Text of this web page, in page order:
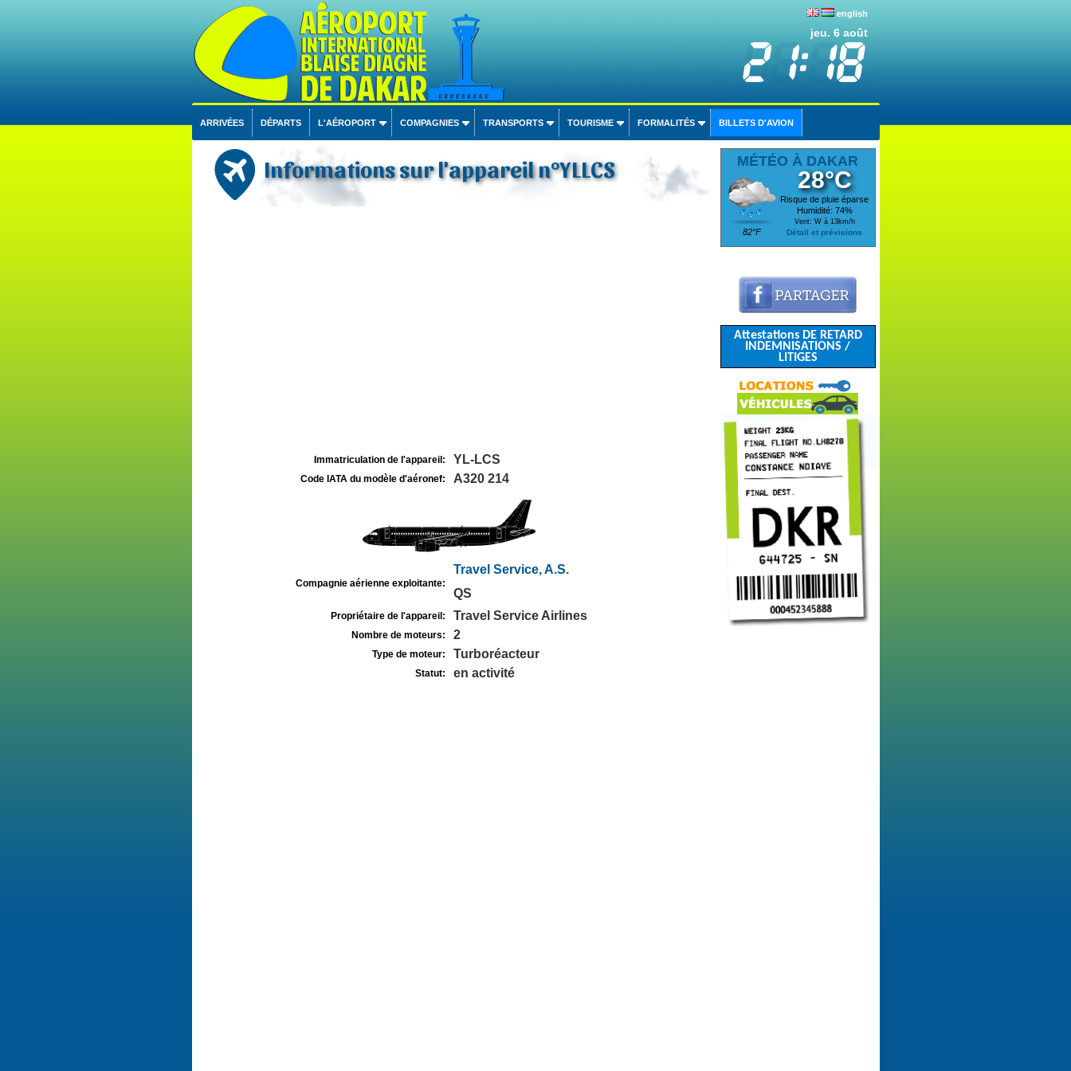
english
jeu. 6 août
ARRIVÉES DÉPARTS L'AÉROPORT COMPAGNIES TRANSPORTS TOURISME FORMALITÉS BILLETS D'AVION
Informations sur l'appareil n°YLLCS
Immatriculation de l'appareil: YL-LCS
Code IATA du modèle d'aéronef: A320 214
Compagnie aérienne exploitante:
Travel Service, A.S.
QS
Propriétaire de l'appareil: Travel Service Airlines
Nombre de moteurs: 2
Type de moteur: Turboréacteur
Statut: en activité
MÉTÉO À DAKAR
82°F
28°C
Risque de pluie éparse
Humidité: 74%
Vent: W à 13km/h
Détail et prévisions
Attestations DE RETARD
INDEMNISATIONS /
LITIGES